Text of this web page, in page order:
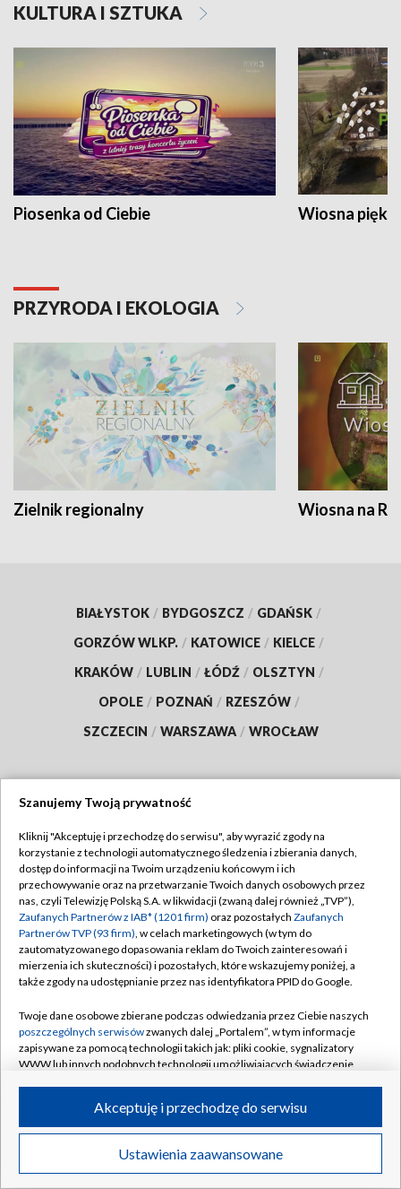
KULTURA I SZTUKA
Piosenka od Ciebie Wiosna
PRZYRODA I EKOLOGIA
Zielnik regionalny Wiosna na
BIAŁYSTOK / BYDGOSZCZ / GDAŃSK /
GORZÓW WLKP. / KATOWICE / KIELCE /
KRAKÓW / LUBLIN / ŁÓDŹ / OLSZTYN /
OPOLE / POZNAŃ / RZESZÓW /
SZCZECIN / WARSZAWA / WROCŁAW
TVP
Abonament TVP
Emisja w TVP
Centrum informacji TVP
Naziemna Telewizja Cyfrowa
Rada Programowa
System NOS
Informacje o nadawcy
Program dla prasy
Ogłoszenie przetargowe
Regulamin TVP
Polityka prywatności
Moje zgody
Pomoc
Kontakt
Kanały
©2026 Telewizja Polska S.A. w likwidacji
Szanujemy Twoją prywatność
Kliknij "Akceptuję i przechodzę do serwisu", aby wyrazić zgody na
korzystanie z technologii automatycznego śledzenia i zbierania danych,
dostęp do informacji na Twoim urządzeniu końcowym i ich
przechowywanie oraz na przetwarzanie Twoich danych osobowych przez
nas, czyli Telewizję Polską S.A. w likwidacji (zwaną dalej również „TVP”),
Zaufanych Partnerów z IAB* (1201 firm) oraz pozostałych Zaufanych
Partnerów TVP (93 firm), w celach marketingowych (w tym do
zautomatyzowanego dopasowania reklam do Twoich zainteresowań i
mierzenia ich skuteczności) i pozostałych, które wskazujemy poniżej, a
także zgody na udostępnianie przez nas identyfikatora PPID do Google.
Twoje dane osobowe zbierane podczas odwiedzania przez Ciebie naszych
poszczególnych serwisówzwanych dalej „Portalem”, w tym informacje
zapisywane za pomocą technologii takich jak: pliki cookie, sygnalizatory
WWW lub innych podobnych technologii umożliwiających świadczenie
ruchu w Internecie.
Twoje dane osobowe zbierane podczas odwiedzania przez Ciebie
poszczególnych serwisówna Portalu, takie jak adresy IP, identyfikatory
Ustawienia zaawansowane
Akceptuję i przechodzę do serwisu